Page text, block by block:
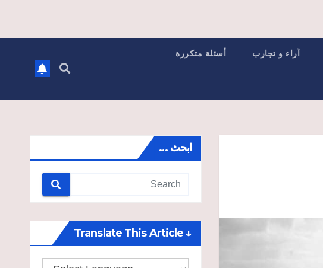
آراء و تجارب أسئلة متكررة
ابحث …
↓ Translate This Article